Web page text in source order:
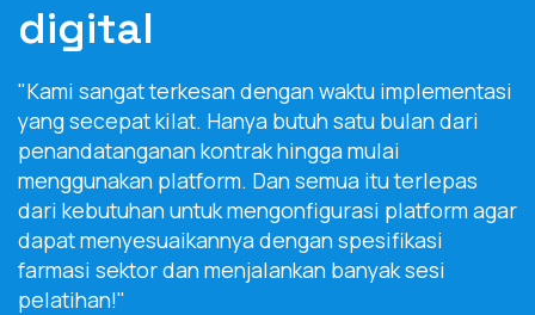
digital
"Kami sangat terkesan dengan waktu implementasi
yang secepat kilat. Hanya butuh satu bulan dari
penandatanganan kontrak hingga mulai
menggunakan platform. Dan semua itu terlepas
dari kebutuhan untuk mengonfigurasi platform agar
dapat menyesuaikannya dengan spesifikasi
farmasi sektor dan menjalankan banyak sesi
pelatihan!"